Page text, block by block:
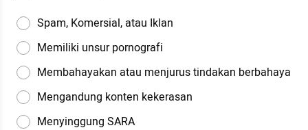
Spam, Komersial, atau Iklan
Memiliki unsur pornografi
Membahayakan atau menjurus tindakan berbahaya
Mengandung konten kekerasan
Menyinggung SARA